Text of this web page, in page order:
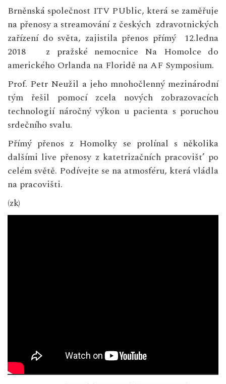
Brněnská společnost ITV PUblic, která se zaměřuje
na přenosy a streamování z českých zdravotnických
zařízení do světa, zajistila přenos přímý 12.ledna
2018 z pražské nemocnice Na Homolce do
amerického Orlanda na Floridě na AF Symposium.
Prof. Petr Neužil a jeho mnohočlenný mezinárodní
tým řešil pomocí zcela nových zobrazovacích
technologií náročný výkon u pacienta s poruchou
srdečního svalu.
Přímý přenos z Homolky se prolínal s několika
dalšími live přenosy z katetrizačních pracovišt’ po
celém světě. Podívejte se na atmosféru, která vládla
na pracovišti.
(zk)